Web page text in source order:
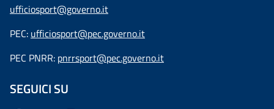
ufficiosport@governo.it
PEC: ufficiosport@pec.governo.it
PEC PNRR: pnrrsport@pec.governo.it
SEGUICI SU